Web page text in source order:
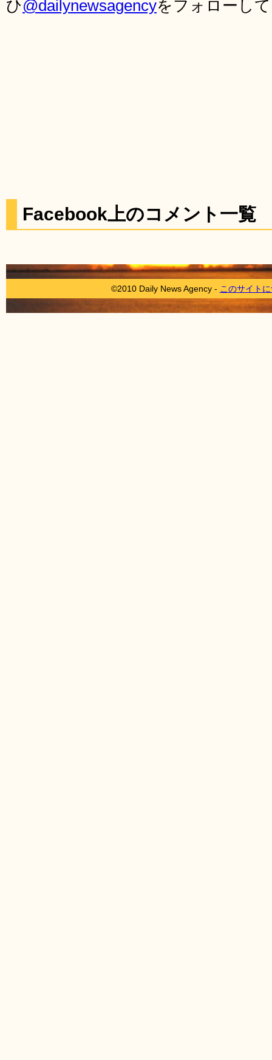
ひ@dailynewsagencyをフォローし
Facebook上のコメント一覧
©2010 Daily News Agency - このサイト